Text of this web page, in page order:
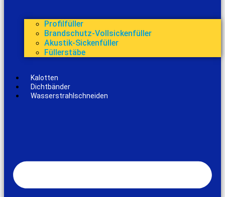
Profilfüller
Brandschutz-Vollsickenfüller
Akustik-Sickenfüller
Füllerstäbe
Kalotten
Dichtbänder
Wasserstrahlschneiden